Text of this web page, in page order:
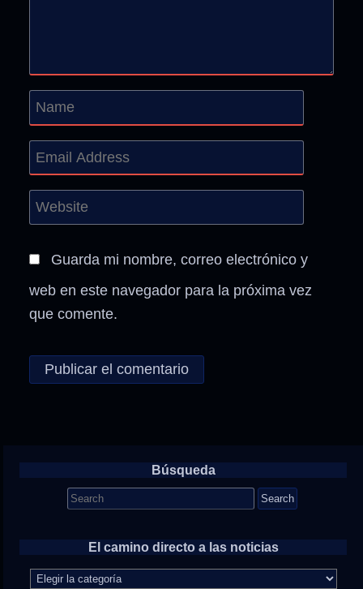
Guarda mi nombre, correo electrónico y
web en este navegador para la próxima vez
que comente.
Búsqueda
Search
for:
El camino directo a las noticias